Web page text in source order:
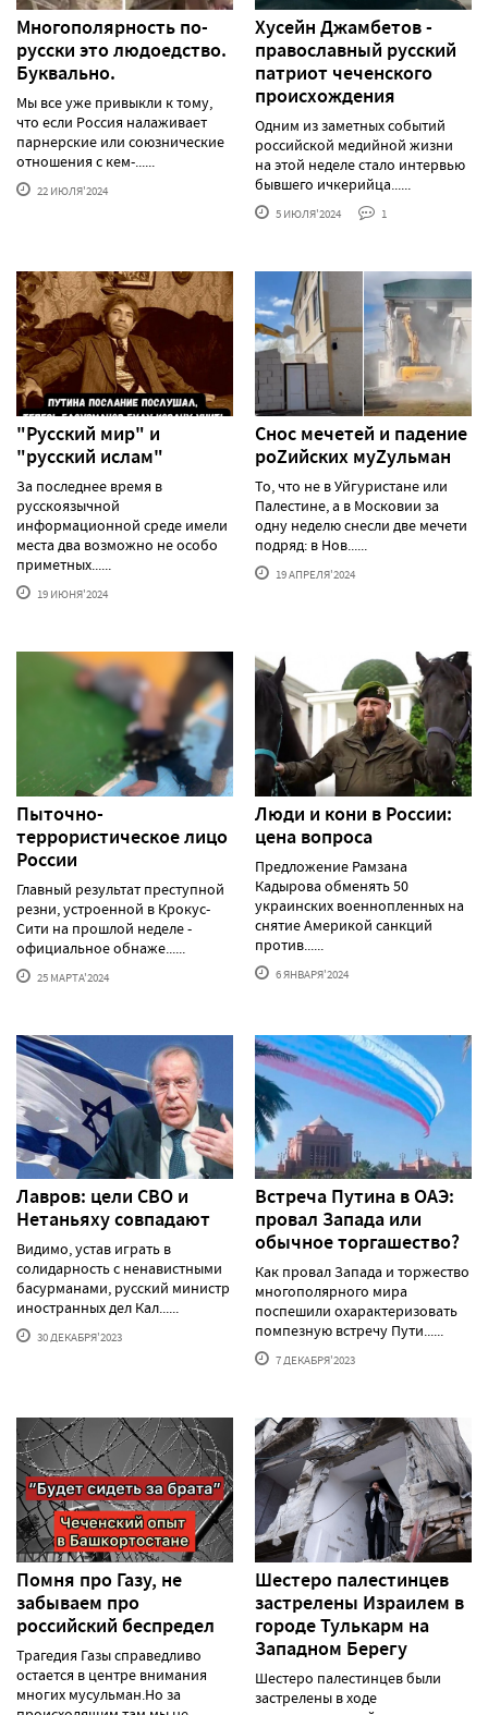
Многополярность по-
русски это людоедство.
Буквально.
Мы все уже привыкли к тому,
что если Россия налаживает
парнерские или союзнические
отношения с кем-......
22 ИЮЛЯ'2024
Хусейн Джамбетов -
православный русский
патриот чеченского
происхождения
Одним из заметных событий
российской медийной жизни
на этой неделе стало интервью
бывшего ичкерийца......
5 ИЮЛЯ'2024 1
"Русский мир" и
"русский ислам"
За последнее время в
русскоязычной
информационной среде имели
места два возможно не особо
приметных......
19 ИЮНЯ'2024
Снос мечетей и падение
роZийских муZульман
То, что не в Уйгуристане или
Палестине, а в Московии за
одну неделю снесли две мечети
подряд: в Нов......
19 АПРЕЛЯ'2024
Пыточно-
террористическое лицо
России
Главный результат преступной
резни, устроенной в Крокус-
Сити на прошлой неделе -
официальное обнаже......
25 МАРТА'2024
Люди и кони в России:
цена вопроса
Предложение Рамзана
Кадырова обменять 50
украинских военнопленных на
снятие Америкой санкций
против......
6 ЯНВАРЯ'2024
Лавров: цели СВО и
Нетаньяху совпадают
Видимо, устав играть в
солидарность с ненавистными
басурманами, русский министр
иностранных дел Кал......
30 ДЕКАБРЯ'2023
Встреча Путина в ОАЭ:
провал Запада или
обычное торгашество?
Как провал Запада и торжество
многополярного мира
поспешили охарактеризовать
помпезную встречу Пути......
7 ДЕКАБРЯ'2023
Помня про Газу, не
забываем про
российский беспредел
Трагедия Газы справедливо
остается в центре внимания
многих мусульман.Но за
Шестеро палестинцев
застрелены Израилем в
городе Тулькарм на
Западном Берегу
Шестеро палестинцев были
застрелены в ходе